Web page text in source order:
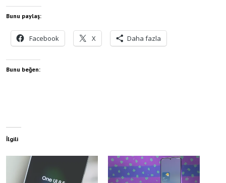
Bunu paylaş:
Facebook X Daha fazla
Bunu beğen:
İlgili